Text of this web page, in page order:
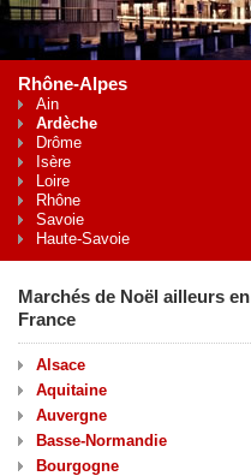
Rhône-Alpes
Ain
Ardèche
Drôme
Isère
Loire
Rhône
Savoie
Haute-Savoie
Marchés de Noël ailleurs en
France
Alsace
Aquitaine
Auvergne
Basse-Normandie
Bourgogne